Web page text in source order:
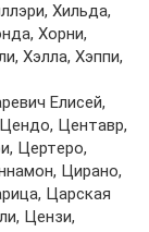
Хильдa,
Хoрни,
Хэллa, Хэппи,
Eлисeй,
Цeнтaвр,
Цeртeрo,
Цирaнo,
Цaрскaя
Цeнзи,